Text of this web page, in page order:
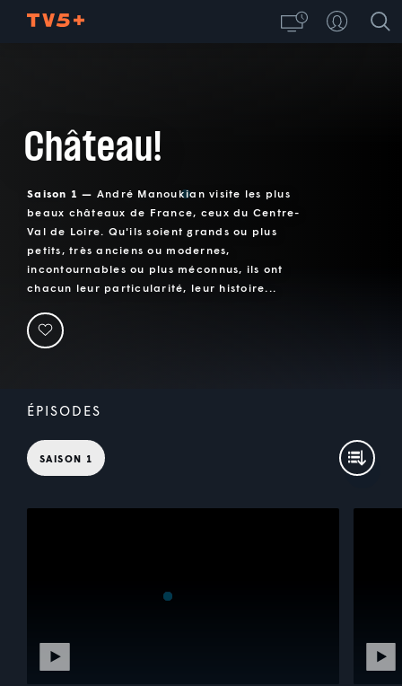
Château!
Saison 1 — André Manoukian visite les plus
beaux châteaux de France, ceux du Centre-
Val de Loire. Qu'ils soient grands ou plus
petits, très anciens ou modernes,
incontournables ou plus méconnus, ils ont
chacun leur particularité, leur histoire...
ÉPISODES
SAISON 1